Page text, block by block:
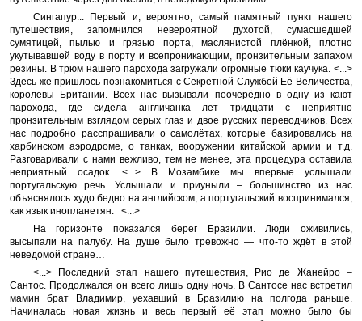
Сингапур... Первый и, вероятно, самый памятный пункт нашего
путешествия, запомнился невероятной духотой, сумасшедшей
сумятицей, пылью и грязью порта, маслянистой плёнкой, плотно
укутывавшей воду в порту и всепроникающим, пронзительным запахом
резины. В трюм нашего парохода загружали огромные тюки каучука. <...>
Здесь же пришлось познакомиться с Секретной Службой Её Величества,
королевы Британии. Всех нас вызывали поочерёдно в одну из кают
парохода, где сидела англичанка лет тридцати с неприятно
пронзительным взглядом серых глаз и двое русских переводчиков. Всех
нас подробно расспрашивали о самолётах, которые базировались на
харбинском аэродроме, о танках, вооружении китайской армии и т.д.
Разговаривали с нами вежливо, тем не менее, эта процедура оставила
неприятный осадок. <...> В Мозамбике мы впервые услышали
португальскую речь. Услышали и приуныли – большинство из нас
объяснялось худо бедно на английском, а португальский воспринимался,
как язык инопланетян. <...>
На горизонте показался берег Бразилии. Люди оживились,
высыпали на палубу. На душе было тревожно — что-то ждёт в этой
неведомой стране…
<...> Последний этап нашего путешествия, Рио де Жанейро –
Сантос. Продолжался он всего лишь одну ночь. В Сантосе нас встретил
мамин брат Владимир, уехавший в Бразилию на полгода раньше.
Начиналась новая жизнь и весь первый её этап можно было бы